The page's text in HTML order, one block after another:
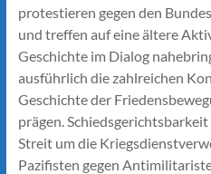
protestieren gegen den
und treffen auf eine ältere
Geschichte im Dialog
ausführlich die zahlreichen
Geschichte der
prägen.
Streit um die
Pazifisten gegen